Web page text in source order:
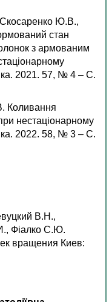
Ю.В.,
стан
з армованим
2021. 57, № 4 – С.
Коливання
нестаціонарному
2022. 58, № 3 – С.
В.Н.,
Фіалко С.Ю.
вращения Киев: